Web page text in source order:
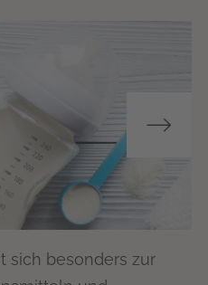
sich besonders zur